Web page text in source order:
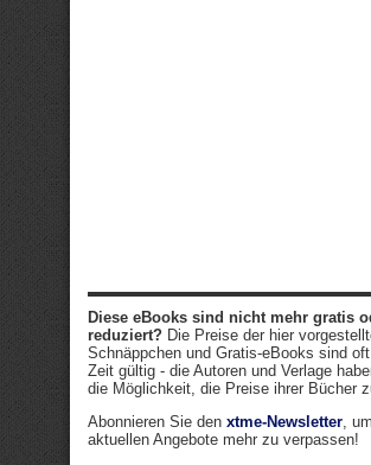
Diese eBooks sind nicht mehr gratis
reduziert? Die Preise der hier
Schnäppchen und Gratis-eBooks sind
Zeit gültig - die Autoren und Verlage
die Möglichkeit, die Preise ihrer Bücher
Abonnieren Sie den xtme-Newsletter,
aktuellen Angebote mehr zu verpassen!